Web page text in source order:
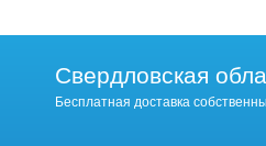
Свердловская
Бесплатная доставка